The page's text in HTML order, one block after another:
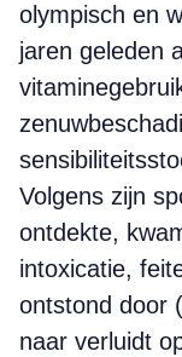
olympisch en
jaren geleden
Volgens zijn
ontdekte,
intoxicatie,
ontstond door
naar verluidt